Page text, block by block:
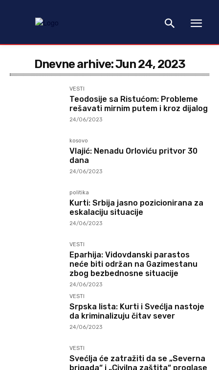
Dnevne arhive: Jun 24, 2023
VESTI
Teodosije sa Ristućom: Probleme
rešavati mirnim putem i kroz dijalog
24/06/2023
kosovo
Vlajić: Nenadu Orloviću pritvor 30
dana
24/06/2023
politika
Kurti: Srbija jasno pozicionirana za
eskalaciju situacije
24/06/2023
VESTI
Eparhija: Vidovdanski parastos
neće biti održan na Gazimestanu
zbog bezbednosne situacije
24/06/2023
VESTI
Srpska lista: Kurti i Svećlja nastoje
da kriminalizuju čitav sever
24/06/2023
VESTI
Svećlja će zatražiti da se „Severna
brigada“ i „Civilna zaštita“ proglase